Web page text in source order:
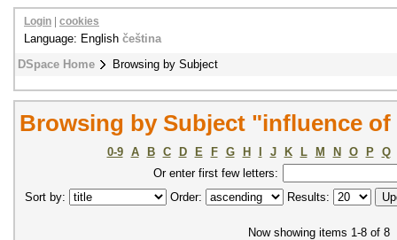
DSpace Home Browsing by Subject
Login cookies
Language: English čeština
Browsing by Subject "influence of
0-9 A B C D E F G H J K L M N O P
Q
Or enter first few letters:
Sort by:
Order: Results:
Now showing items 1-8 of 8